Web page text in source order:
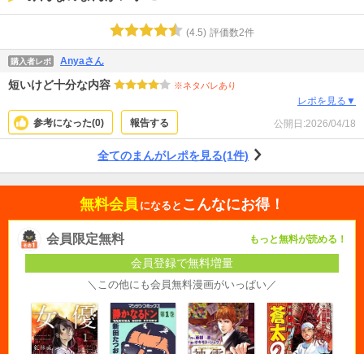
(4.5) 評価数2件
購入者レポ Anyaさん
短いけど十分な内容 ※ネタバレあり
レポを見る▼
参考になった(0) 報告する 公開日:2026/04/18
全てのまんがレポを見る(1件)
無料会員 になると こんなにお得！
会員限定無料 もっと無料が読める！
会員登録で無料増量
＼この他にも会員無料漫画がいっぱい／